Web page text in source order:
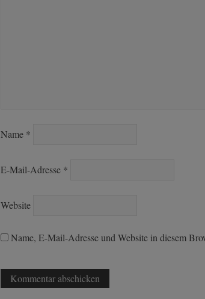
Name *
E-Mail-Adresse *
Website
Name, E-Mail-Adresse und Website in diesem